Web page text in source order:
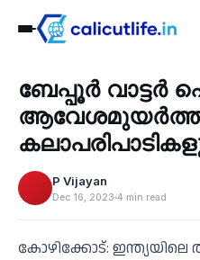
‹
Tourism
ബേപ്പൂർ വാട്ടർ
P Vijayan
Dec 16, 2023 4 min read
കോഴിക്കോട്: ഇന്ത്യയിലെ